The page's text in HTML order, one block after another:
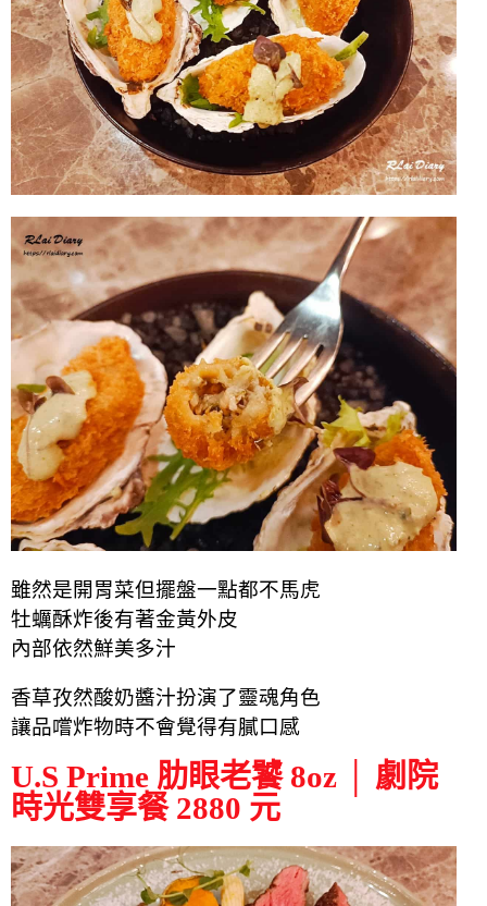
雖然是開胃菜但擺盤一點都不馬虎
牡蠣酥炸後有著金黃外皮
內部依然鮮美多汁
香草孜然酸奶醬汁扮演了靈魂角色
讓品嚐炸物時不會覺得有膩口感
U.S Prime 肋眼老饕 8oz │ 劇院
時光雙享餐 2880 元